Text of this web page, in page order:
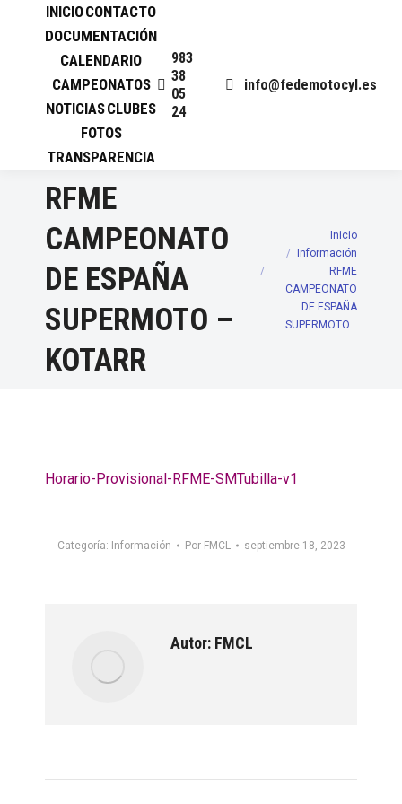
INICIOCONTACTO
DOCUMENTACIÓN
CALENDARIO
CAMPEONATOS
NOTICIASCLUBES
FOTOS
TRANSPARENCIA
983
38
05
24
info@fedemotocyl.es
RFME
CAMPEONATO
DE ESPAÑA
SUPERMOTO –
KOTARR
Inicio
Información
RFME
CAMPEONATO
DE ESPAÑA
SUPERMOTO…
Horario-Provisional-RFME-SMTubilla-v1
Categoría: Información Por FMCL septiembre 18, 2023
Autor: FMCL